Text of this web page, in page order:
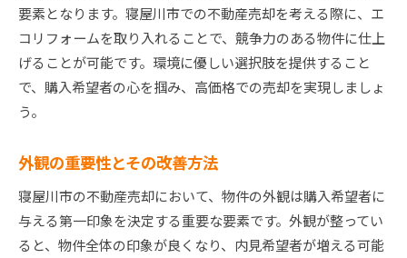
要素となります。寝屋川市での不動産売却を考える際に、エ
コリフォームを取り入れることで、競争力のある物件に仕上
げることが可能です。環境に優しい選択肢を提供すること
で、購入希望者の心を掴み、高価格での売却を実現しましょ
う。
外観の重要性とその改善方法
寝屋川市の不動産売却において、物件の外観は購入希望者に
与える第一印象を決定する重要な要素です。外観が整ってい
ると、物件全体の印象が良くなり、内見希望者が増える可能